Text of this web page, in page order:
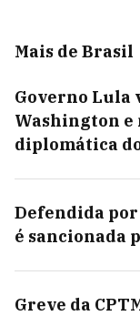
Mais de Brasil
Governo Lula
Washington e
diplomática
Defendida
é sancionada
Greve da